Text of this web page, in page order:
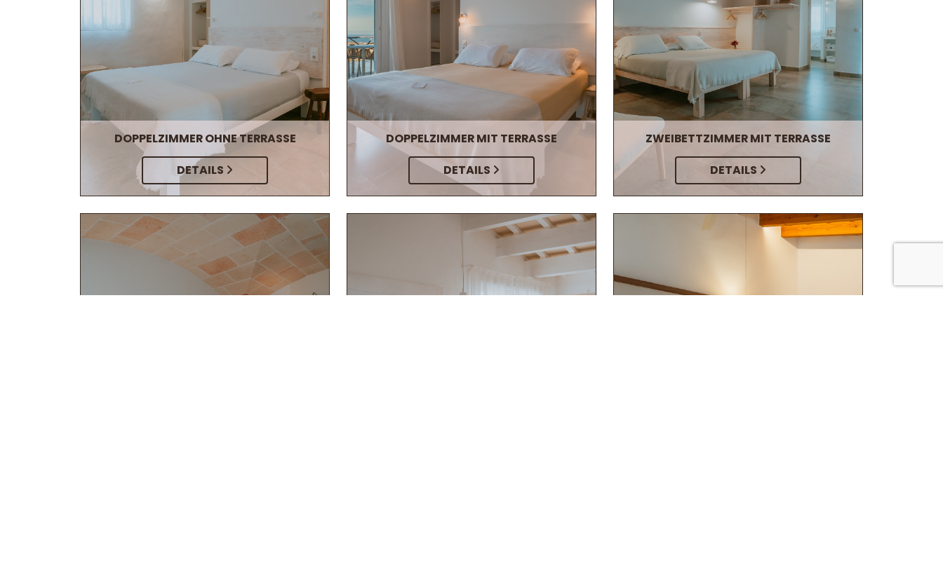
DOPPELZIMMER OHNE TERRASSE
DETAILS
DOPPELZIMMER MIT TERRASSE
DETAILS
ZWEIBETTZIMMER MIT TERRASSE
DETAILS